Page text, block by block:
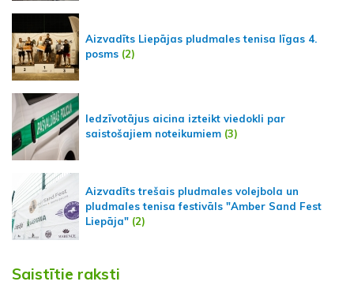
Aizvadīts Liepājas pludmales tenisa līgas 4.
posms (2)
Iedzīvotājus aicina izteikt viedokli par
saistošajiem noteikumiem (3)
Aizvadīts trešais pludmales volejbola un
pludmales tenisa festivāls "Amber Sand Fest
Liepāja" (2)
Saistītie raksti